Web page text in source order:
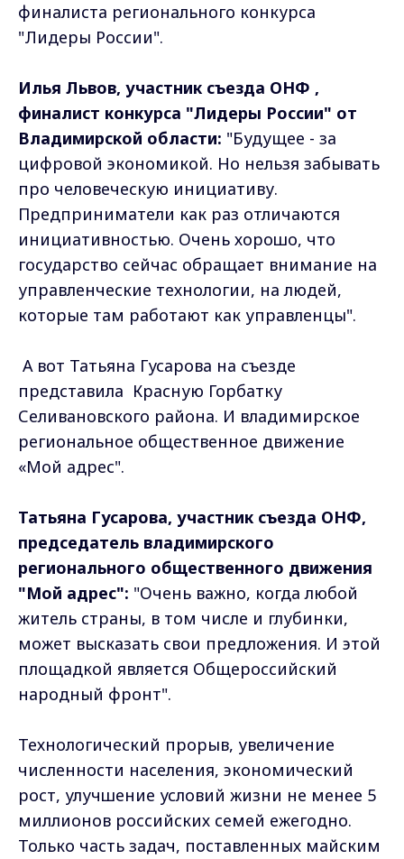
финалиста регионального конкурса
"Лидеры России".
Илья Львов, участник съезда ОНФ ,
финалист конкурса "Лидеры России" от
Владимирской области: "Будущее - за
цифровой экономикой. Но нельзя забывать
про человеческую инициативу.
Предприниматели как раз отличаются
инициативностью. Очень хорошо, что
государство сейчас обращает внимание на
управленческие технологии, на людей,
которые там работают как управленцы".
А вот Татьяна Гусарова на съезде
представила Красную Горбатку
Селивановского района. И владимирское
региональное общественное движение
«Мой адрес".
Татьяна Гусарова, участник съезда ОНФ,
председатель владимирского
регионального общественного движения
"Мой адрес": "Очень важно, когда любой
житель страны, в том числе и глубинки,
может высказать свои предложения. И этой
площадкой является Общероссийский
народный фронт".
Технологический прорыв, увеличение
численности населения, экономический
рост, улучшение условий жизни не менее 5
миллионов российских семей ежегодно.
Только часть задач, поставленных майским